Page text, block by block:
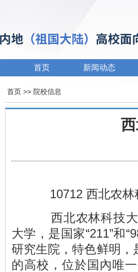
首页 新闻动态
首页 >> 院校信息
10712 西北农林
西北农林科技大
大学，是国家“211”和
研究生院，特色鲜明，
的高校，位於国內唯